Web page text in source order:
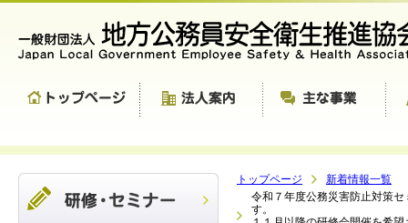
トップページ
新着情報一覧
令和７年度公務災害防止対策
す。